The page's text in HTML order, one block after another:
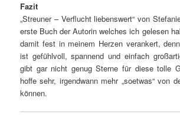
Fazit
„Streuner – Verflucht liebenswert“ von
erste Buch der Autorin welches ich gelesen
damit fest in meinem Herzen verankert,
ist gefühlvoll, spannend und einfach
gibt gar nicht genug Sterne für diese tolle
hoffe sehr, irgendwann mehr „soetwas“ von
können.